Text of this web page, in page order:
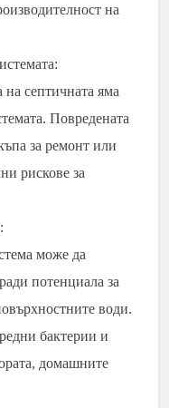
на
септичната яма
Повредената
за ремонт или
рискове за
може да
потенциала за
води.
бактерии и
домашните